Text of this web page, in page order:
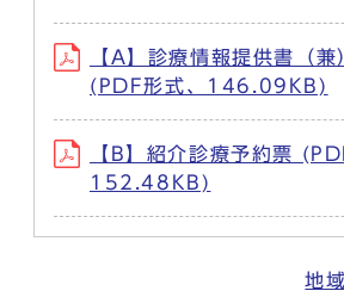
【A】診療情報提供書（兼
(PDF形式、146.09KB)
【B】紹介診療予約票
152.48KB)
地